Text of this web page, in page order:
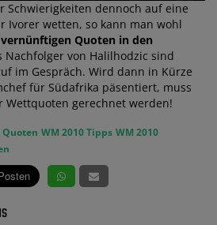
Schwierigkeiten dennoch auf eine
Ivorer wetten, so kann man wohl
Quoten in den
Nachfolger von Halilhodzic sind
im Gespräch. Wird dann in Kürze
für Südafrika päsentiert, muss
Wettquoten gerechnet werden!
Quoten WM 2010 Tipps WM 2010